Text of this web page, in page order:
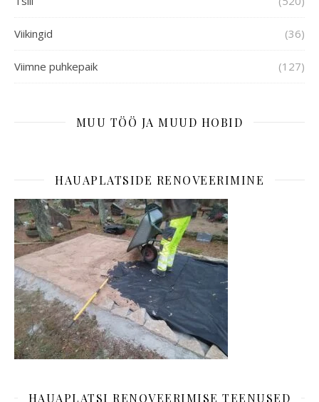
Viikingid (36)
Viimne puhkepaik (127)
MUU TÖÖ JA MUUD HOBID
HAUAPLATSIDE RENOVEERIMINE
HAUAPLATSI RENOVEERIMISE TEENUSED